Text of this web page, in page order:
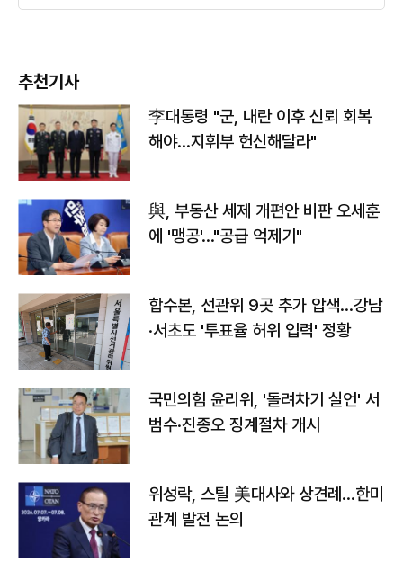
추천기사
李대통령 "군, 내란 이후 신뢰 회복
해야…지휘부 헌신해달라"
與, 부동산 세제 개편안 비판 오세훈
에 '맹공'…"공급 억제기"
합수본, 선관위 9곳 추가 압색…강남
·서초도 '투표율 허위 입력' 정황
국민의힘 윤리위, '돌려차기 실언' 서
범수·진종오 징계절차 개시
위성락, 스틸 美대사와 상견례…한미
관계 발전 논의